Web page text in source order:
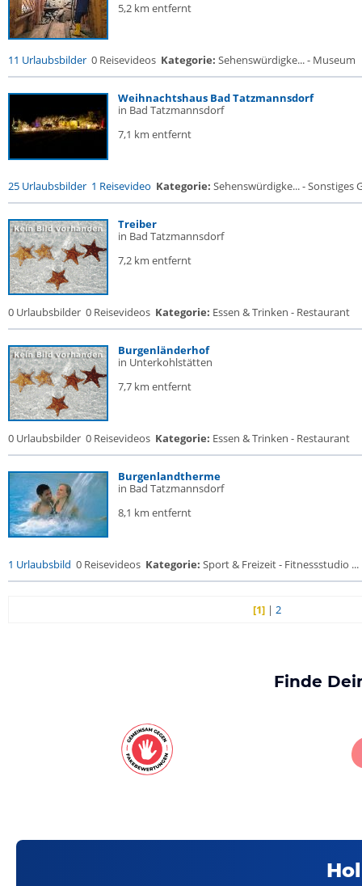
5,2 km entfernt
11 Urlaubsbilder 0 Reisevideos Kategorie: Sehenswürdigke... - Museum
Weihnachtshaus Bad Tatzmannsdorf
in Bad Tatzmannsdorf
7,1 km entfernt
25 Urlaubsbilder 1 Reisevideo Kategorie: Sehenswürdigke... - Sonstiges
Treiber
in Bad Tatzmannsdorf
7,2 km entfernt
0 Urlaubsbilder 0 Reisevideos Kategorie: Essen & Trinken - Restaurant
Burgenländerhof
in Unterkohlstätten
7,7 km entfernt
0 Urlaubsbilder 0 Reisevideos Kategorie: Essen & Trinken - Restaurant
Burgenlandtherme
in Bad Tatzmannsdorf
8,1 km entfernt
1 Urlaubsbild 0 Reisevideos Kategorie: Sport & Freizeit - Fitnessstudio ...
[1] |2
Finde